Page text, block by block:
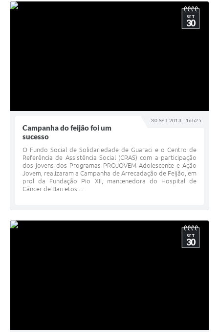
30 SET 2013 - 16h25
SET
30
Campanha do feijão foi um
sucesso
O Fundo Social de Solidariedade de Guaraci e o Centro de
Referência de Assistência Social (CRAS) com a participação
dos jovens dos Programas PROJOVEM Adolescente e Ação
Jovem, realizaram a Campanha de Arrecadação de Feijão, em
prol da Fundação Pio XII, mantenedora do Hospital de
Câncer de Barretos....
SET
30